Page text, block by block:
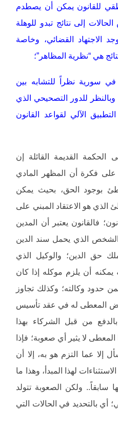
للقانون يمكن أن يصطدم
إلى نتائج تبدو للوهلة
الاجتهاد القضائي، وخاصة
هي “نظرية المظاهر”؛
سورية نظراً للتشابه بين
للدور التصحيحي الذي
الآلي لقواعد القانون
الحكمة القديمة القائلة إن
على فكرة أن المظهر المادي
بوجود الحق، بحيث يمكن
الذي هو الاعتقاد المبني على
فالقانون يعتبر أن المدين
الذي يحمل سند الدين
حق الدين؛ والوكيل الذي
أن يلزم موكله إذا كان
حدود وكالته؛ وكذلك تجاوز
المعطى له في عقد تأسيس
من قبل الشركاء بهذا
المعطى لا يثير أي صعوبة؛ فإذا
إلا عما التزم هو به، إلا أن
لهذا المبدأ، وهذا ما
سابقاً.. ولكن الصعوبة تتولد
بالتحديد في الحالات التي